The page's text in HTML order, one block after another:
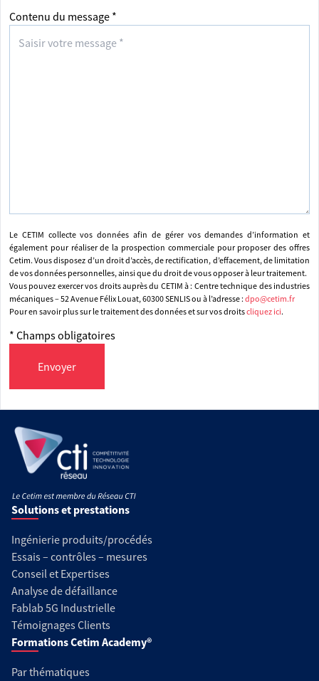
Contenu du message *
Le CETIM collecte vos données afin de gérer vos demandes d’information et
également pour réaliser de la prospection commerciale pour proposer des offres
Cetim. Vous disposez d’un droit d’accès, de rectification, d’effacement, de limitation
de vos données personnelles, ainsi que du droit de vous opposer à leur traitement.
Vous pouvez exercer vos droits auprès du CETIM à : Centre technique des industries
mécaniques – 52 Avenue Félix Louat, 60300 SENLIS ou à l’adresse : dpo@cetim.fr
Pour en savoir plus sur le traitement des données et sur vos droitscliquez ici.
* Champs obligatoires
Envoyer
Solutions et prestations
Ingénierie produits/procédés
Essais – contrôles – mesures
Conseil et Expertises
Analyse de défaillance
Fablab 5G Industrielle
Témoignages Clients
Formations Cetim Academy®
Par thématiques